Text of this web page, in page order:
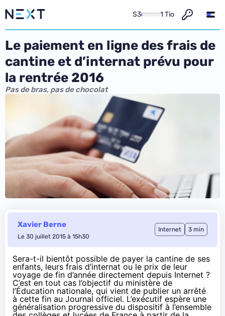
S3 1 Tio
Le paiement en ligne des frais de
cantine et d’internat prévu pour
la rentrée 2016
Pas de bras, pas de chocolat
Xavier Berne
Le 30 juillet 2015 à 15h30
Internet 3 min
Sera-t-il bientôt possible de payer la cantine de ses
enfants, leurs frais d’internat ou le prix de leur
voyage de fin d’année directement depuis Internet ?
C’est en tout cas l’objectif du ministère de
l’Éducation nationale, qui vient de publier un arrêté
à cette fin au Journal officiel. L’exécutif espère une
généralisation progressive du dispositif à l’ensemble